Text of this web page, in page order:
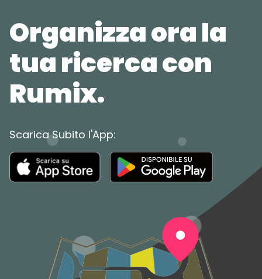
Organizza ora la
tua ricerca con
Rumix.
Scarica Subito l'App: